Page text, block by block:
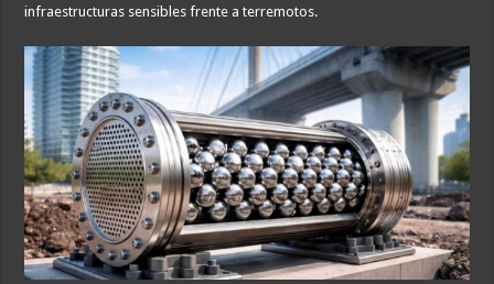
infraestructuras sensibles frente a terremotos.